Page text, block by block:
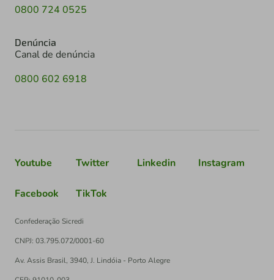
0800 724 0525
Denúncia
Canal de denúncia
0800 602 6918
Youtube Twitter Linkedin Instagram
Facebook TikTok
Confederação Sicredi
CNPJ: 03.795.072/0001-60
Av. Assis Brasil, 3940, J. Lindóia - Porto Alegre